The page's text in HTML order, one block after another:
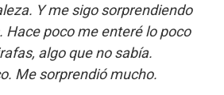
Y me sigo sorprendiendo
Hace poco me enteré lo poco
algo que no sabía.
Me sorprendió mucho.